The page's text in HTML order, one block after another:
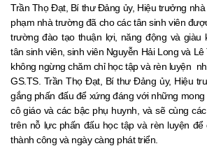
Trần Thọ Đạt, Bí thư Đảng ủy, Hiệu trưởng
phạm nhà trường đã cho các tân sinh viên
trường đào tạo thuận lợi, năng động và giàu
tân sinh viên, sinh viên Nguyễn Hải Long và
không ngừng chăm chỉ học tập và rèn luyện
GS.TS. Trần Thọ Đạt, Bí thư Đảng ủy, Hiệu
gắng phấn đấu để xứng đáng với những
cô giáo và các bậc phụ huynh, và sẽ cùng
trên nỗ lực phấn đấu học tập và rèn luyện để
thành công và ngày càng phát triển.